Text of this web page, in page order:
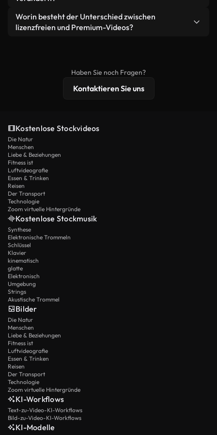
weiterverbreiten.
Videomaterial.
Ja. Sie dürfen unsere Videos gerne kürzen,
bearbeiten oder neu zusammenstellen. Achten Sie
Worin besteht der Unterschied zwischen
lizenzfreien und Premium-Videos?
erweiterten Lizenzschutz bieten.
Haben Sie noch Fragen?
Kontaktieren Sie uns
Kostenlose Stockvideos
Die Natur
Menschen
Liebe & Beziehungen
Fitness ist
Luftvideografie
Essen & Trinken
Reisen
Der Transport
Technologie
Zoom virtuelle Hintergründe
Kostenlose Stockmusik
Synthese
Elektronische Trommeln
Schlüssel
Klavier
kinematisch
glatte
Elektronisch
Umgebung
Strings
Akustische Trommel
Bilder
Die Natur
Menschen
Liebe & Beziehungen
Fitness ist
Luftvideografie
Essen & Trinken
Reisen
Der Transport
Technologie
Zoom virtuelle Hintergründe
KI-Workflows
Text-zu-Video-KI-Workflows
Bild-zu-Video-KI-Workflows
KI-Modelle